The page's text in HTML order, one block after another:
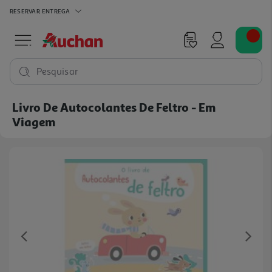
RESERVAR ENTREGA
Pesquisar
Livro De Autocolantes De Feltro - Em
Viagem
Previous